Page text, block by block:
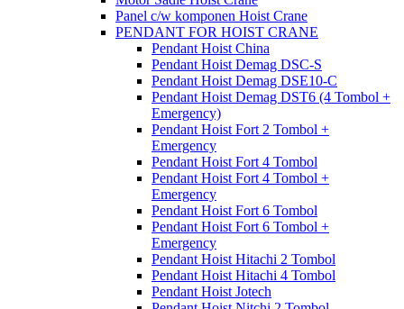
Panel c/w komponen Hoist Crane
PENDANT FOR HOIST CRANE
Pendant Hoist China
Pendant Hoist Demag DSC-S
Pendant Hoist Demag DSE10-C
Pendant Hoist Demag DST6 (4 Tombol +
Emergency)
Pendant Hoist Fort 2 Tombol +
Emergency
Pendant Hoist Fort 4 Tombol
Pendant Hoist Fort 4 Tombol +
Emergency
Pendant Hoist Fort 6 Tombol
Pendant Hoist Fort 6 Tombol +
Emergency
Pendant Hoist Hitachi 2 Tombol
Pendant Hoist Hitachi 4 Tombol
Pendant Hoist Jotech